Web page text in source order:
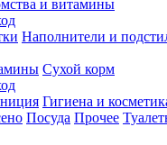
и витамины
Наполнители и
Сухой корм
Гигиена и
Посуда Прочее